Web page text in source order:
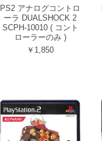
PS2 アナログコントロ
ーラ DUALSHOCK 2
SCPH-10010 ( コント
ローラーのみ )
￥1,850